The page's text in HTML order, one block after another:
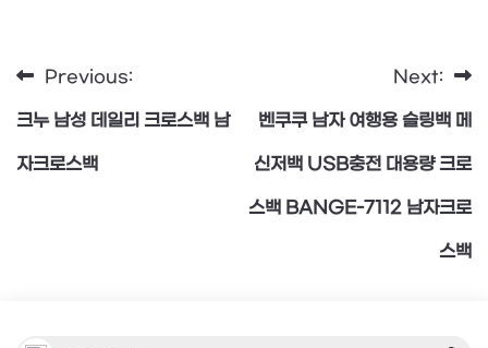
글
탐
Previous:
크누 남성 데일리 크로스백 남
자크로스백
Next:
벤쿠쿠 남자 여행용 슬링백 메
신저백 USB충전 대용량 크로
스백 BANGE-7112 남자크로
스백